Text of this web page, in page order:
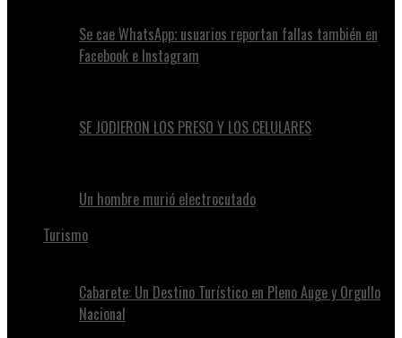
Se cae WhatsApp; usuarios reportan fallas también en
Facebook e Instagram
SE JODIERON LOS PRESO Y LOS CELULARES
Un hombre murió electrocutado
Turismo
Cabarete: Un Destino Turístico en Pleno Auge y Orgullo
Nacional